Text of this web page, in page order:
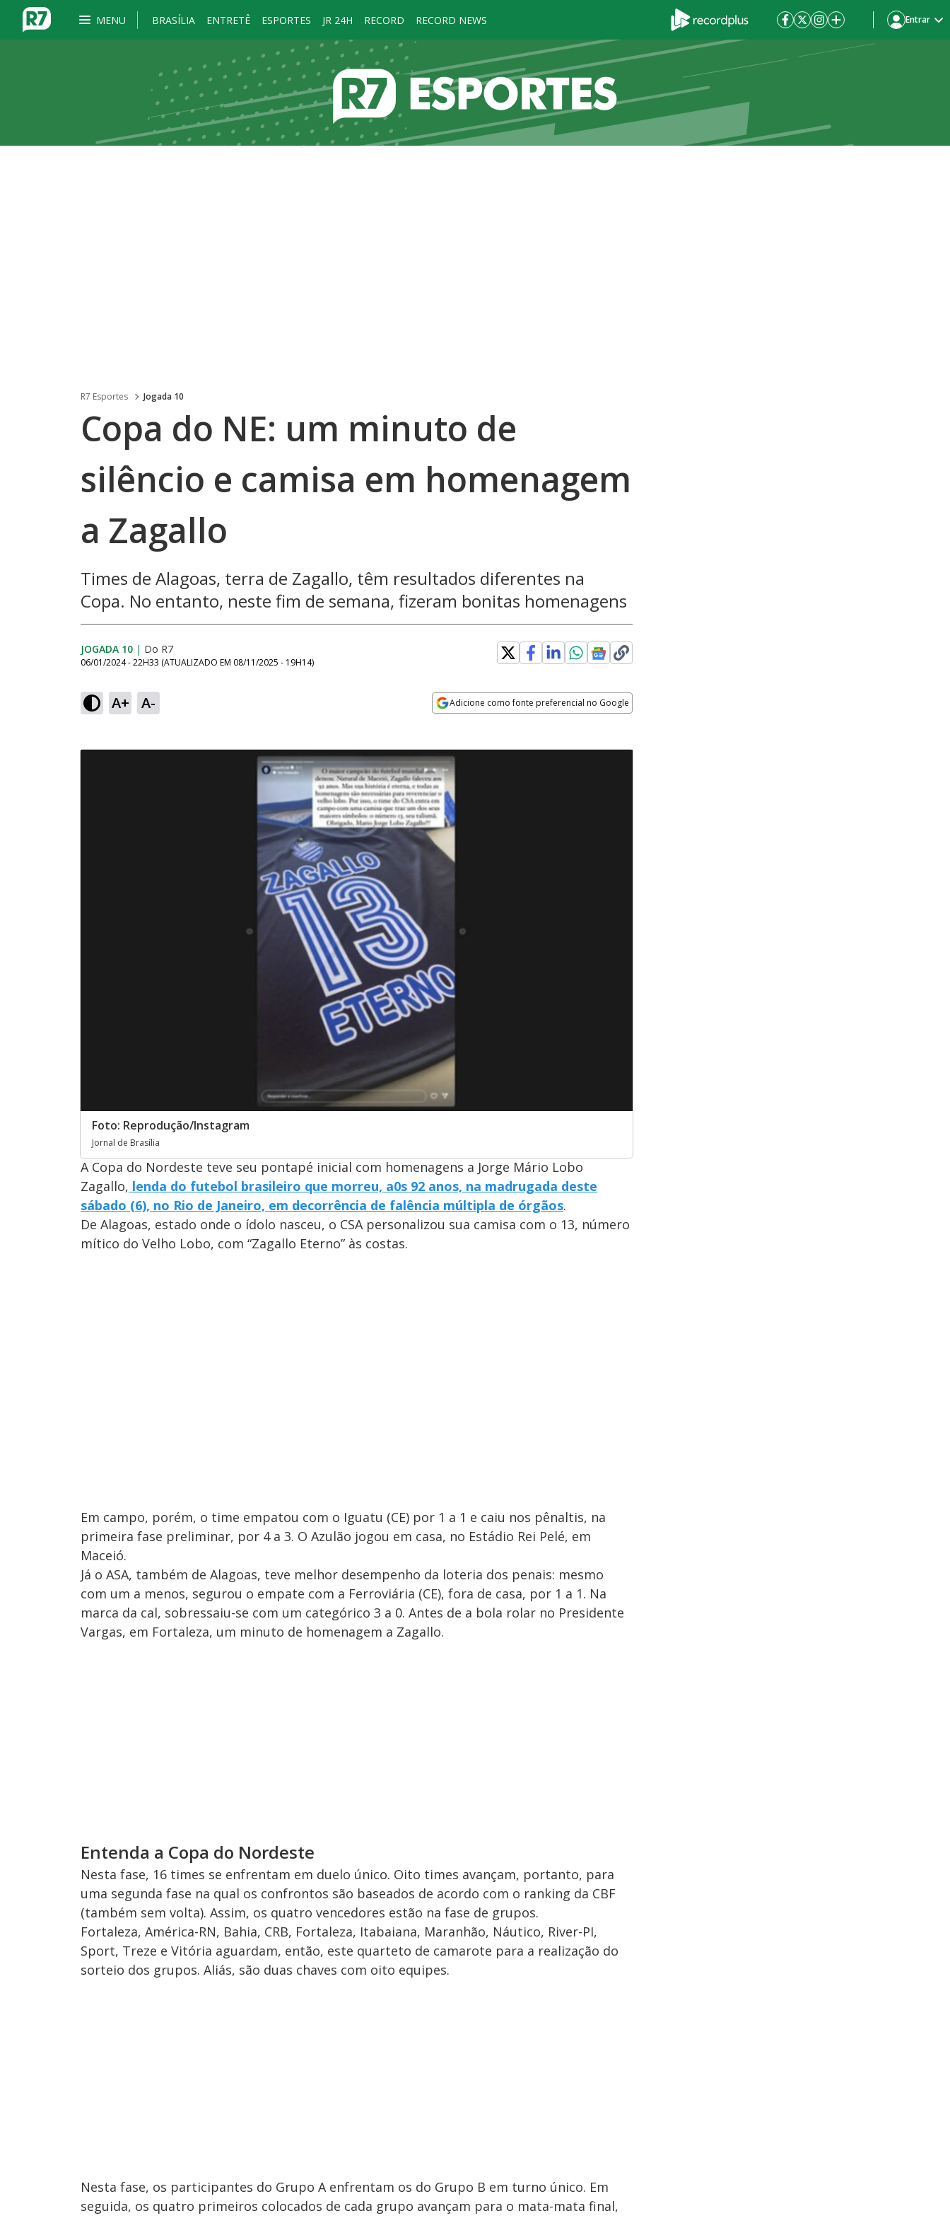
MENU BRASÍLIA ENTRETÊ ESPORTES JR 24H RECORD RECORD NEWS Entrar
R7 Esportes Jogada 10
Copa do NE: um minuto de
silêncio e camisa em homenagem
a Zagallo
Times de Alagoas, terra de Zagallo, têm resultados diferentes na
Copa. No entanto, neste fim de semana, fizeram bonitas homenagens
JOGADA 10 | Do R7
06/01/2024 - 22H33 (ATUALIZADO EM 08/11/2025 - 19H14)
A+ A- Adicione como fonte preferencial no Google
Foto: Reprodução/Instagram
Jornal de Brasília
A Copa do Nordeste teve seu pontapé inicial com homenagens a Jorge Mário Lobo
Zagallo, lenda do futebol brasileiro que morreu, a0s 92 anos, na madrugada deste
sábado (6), no Rio de Janeiro, em decorrência de falência múltipla de órgãos.
De Alagoas, estado onde o ídolo nasceu, o CSA personalizou sua camisa com o 13, número
mítico do Velho Lobo, com “Zagallo Eterno” às costas.
Em campo, porém, o time empatou com o Iguatu (CE) por 1 a 1 e caiu nos pênaltis, na
primeira fase preliminar, por 4 a 3. O Azulão jogou em casa, no Estádio Rei Pelé, em
Maceió.
Já o ASA, também de Alagoas, teve melhor desempenho da loteria dos penais: mesmo
com um a menos, segurou o empate com a Ferroviária (CE), fora de casa, por 1 a 1. Na
marca da cal, sobressaiu-se com um categórico 3 a 0. Antes de a bola rolar no Presidente
Vargas, em Fortaleza, um minuto de homenagem a Zagallo.
Entenda a Copa do Nordeste
Nesta fase, 16 times se enfrentam em duelo único. Oito times avançam, portanto, para
uma segunda fase na qual os confrontos são baseados de acordo com o ranking da CBF
(também sem volta). Assim, os quatro vencedores estão na fase de grupos.
Fortaleza, América-RN, Bahia, CRB, Fortaleza, Itabaiana, Maranhão, Náutico, River-PI,
Sport, Treze e Vitória aguardam, então, este quarteto de camarote para a realização do
sorteio dos grupos. Aliás, são duas chaves com oito equipes.
Nesta fase, os participantes do Grupo A enfrentam os do Grupo B em turno único. Em
seguida, os quatro primeiros colocados de cada grupo avançam para o mata-mata final,